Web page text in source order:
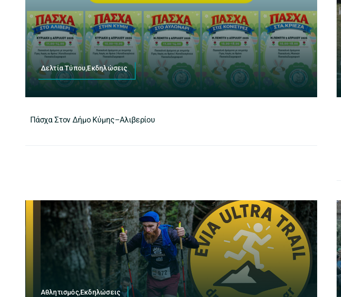
Δελτία Τύπου,Εκδηλώσεις
Πάσχα Στον Δήμο Κύμης–Αλιβερίου
Αθλητισμός,Εκδηλώσεις